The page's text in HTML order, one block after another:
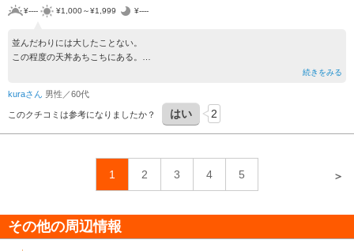
¥---- ¥1,000～¥1,999 ¥----
並んだわりには大したことない。
この程度の天丼あちこちにある。
続きをみる
kuraさん 男性／60代
このクチコミは参考になりましたか？ はい 2
1 2 3 4 5 ＞
その他の周辺情報